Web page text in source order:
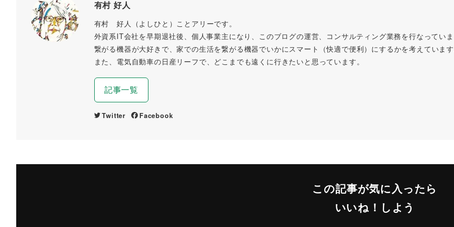
有村 好人
有村 好人（よしひと）ことアリーです。
外資系IT会社を早期退社後、個人事業主になり、このブログの運営、コンサルティング業務を行なっていま
繋がる機器が大好きで、家での生活を繋がる機器でいかにスマート（快適で便利）にするかを考えています
また、電気自動車の日産リーフで、どこまでも遠くに行きたいと思っています。
記事一覧
Twitter Facebook
この記事が気に入ったら
いいね！しよう